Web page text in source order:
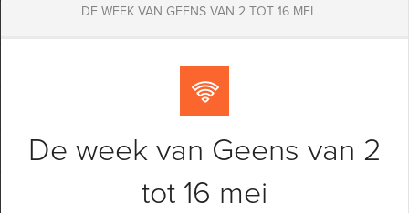
DE WEEK VAN GEENS VAN 2 TOT 16 MEI
De week van Geens van 2
tot 16 mei